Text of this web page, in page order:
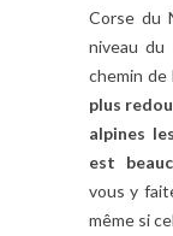
Corse du
niveau du
chemin de
plus
alpines
est
vous y
même si